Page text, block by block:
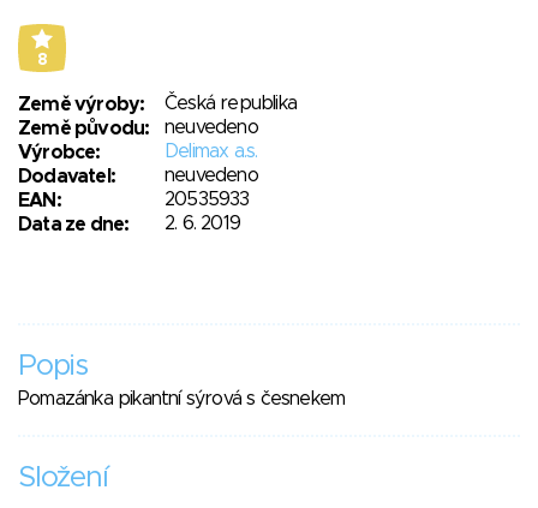
8
Země výroby:
Česká republika
Země původu:
neuvedeno
Výrobce:
Delimax a.s.
Dodavatel:
neuvedeno
EAN:
20535933
Data ze dne:
2. 6. 2019
Popis
Pomazánka pikantní sýrová s česnekem
Složení